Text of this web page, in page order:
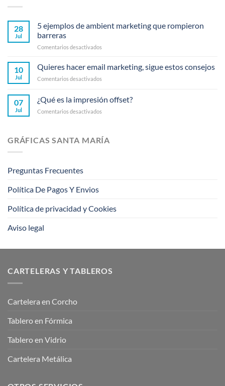
28
Jul
5 ejemplos de ambient marketing que rompieron
barreras
Comentarios desactivados
ejemplos
de
ambient
que
barreras
10
Jul
Quieres hacer email marketing, sigue estos consejos
Comentarios desactivados
email
marketing,
consejos
07
Jul
¿Qué es la impresión offset?
Comentarios desactivados
la
impresión
GRÁFICAS SANTA MARÍA
Preguntas Frecuentes
Política De Pagos Y Envios
Política de privacidad y Cookies
Aviso legal
CARTELERAS Y TABLEROS
Cartelera en Corcho
Tablero en Fórmica
Tablero en Vidrio
Cartelera Metálica